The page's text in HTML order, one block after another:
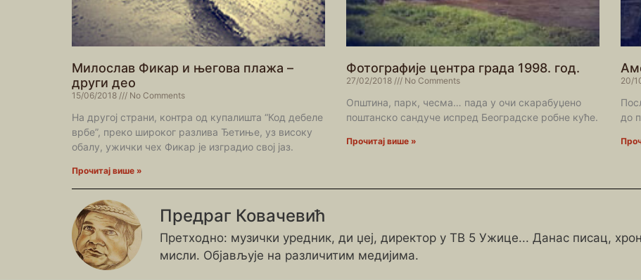
Милослав Фикар и његова плажа –
други део
15/06/2018 No Comments
На другој страни, контра од купалишта “Код дебеле
врбе”, преко широког разлива Ђетиње, уз високу
обалу, ужички чех Фикар је изградио свој јаз.
Прочитај више »
Фотографије центра града 1998. год.
27/02/2018 No Comments
Општина, парк, чесма… пада у очи скарабуџено
поштанско сандуче испред Београдске робне куће.
Прочитај више »
20/
до
Предраг Ковачевић
Претходно: музички уредник, ди џеј, директор у ТВ 5 Ужице... Данас писац,
мисли. Објављује на различитим медијима.